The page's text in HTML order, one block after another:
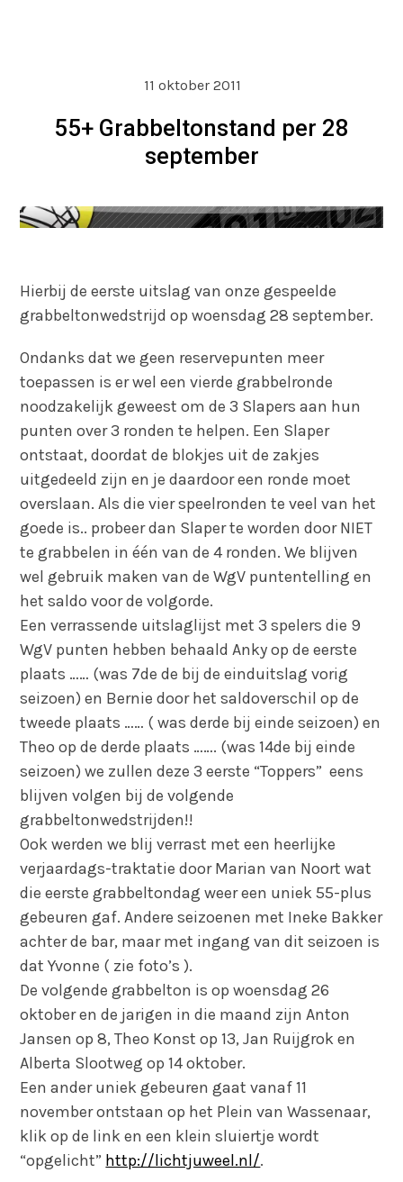
11 oktober 2011
55+ Grabbeltonstand per 28
september
Hierbij de eerste uitslag van onze gespeelde
grabbeltonwedstrijd op woensdag 28 september.
Ondanks dat we geen reservepunten meer
toepassen is er wel een vierde grabbelronde
noodzakelijk geweest om de 3 Slapers aan hun
punten over 3 ronden te helpen. Een Slaper
ontstaat, doordat de blokjes uit de zakjes
uitgedeeld zijn en je daardoor een ronde moet
overslaan. Als die vier speelronden te veel van het
goede is.. probeer dan Slaper te worden door NIET
te grabbelen in één van de 4 ronden. We blijven
wel gebruik maken van de WgV puntentelling en
het saldo voor de volgorde.
Een verrassende uitslaglijst met 3 spelers die 9
WgV punten hebben behaald Anky op de eerste
plaats …… (was 7de de bij de einduitslag vorig
seizoen) en Bernie door het saldoverschil op de
tweede plaats …… ( was derde bij einde seizoen) en
Theo op de derde plaats ……. (was 14de bij einde
seizoen) we zullen deze 3 eerste “Toppers” eens
blijven volgen bij de volgende
grabbeltonwedstrijden!!
Ook werden we blij verrast met een heerlijke
verjaardags-traktatie door Marian van Noort wat
die eerste grabbeltondag weer een uniek 55-plus
gebeuren gaf. Andere seizoenen met Ineke Bakker
achter de bar, maar met ingang van dit seizoen is
dat Yvonne ( zie foto’s ).
De volgende grabbelton is op woensdag 26
oktober en de jarigen in die maand zijn Anton
Jansen op 8, Theo Konst op 13, Jan Ruijgrok en
Alberta Slootweg op 14 oktober.
Een ander uniek gebeuren gaat vanaf 11
november ontstaan op het Plein van Wassenaar,
klik op de link en een klein sluiertje wordt
“opgelicht” http://lichtjuweel.nl/.